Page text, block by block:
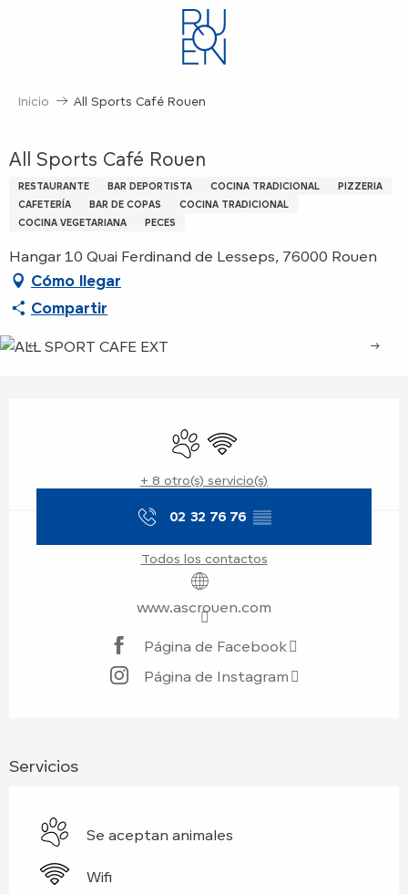
Inicio All Sports Café Rouen
All Sports Café Rouen
RESTAURANTE BAR DEPORTISTA COCINA TRADICIONAL
PIZZERIA
CAFETERÍA
BAR DE COPAS
COCINA TRADICIONAL
COCINA VEGETARIANA
PECES
Hangar 10 Quai Ferdinand de Lesseps, 76000 Rouen
Cómo llegar
Compartir
Se aceptan animales
Wifi
+ 8 otro(s) servicio(s)
02 32 76 76 ▒▒
Todos los contactos
www.ascrouen.com
Página de Facebook
Página de Instagram
Servicios
Se aceptan animales
Wifi